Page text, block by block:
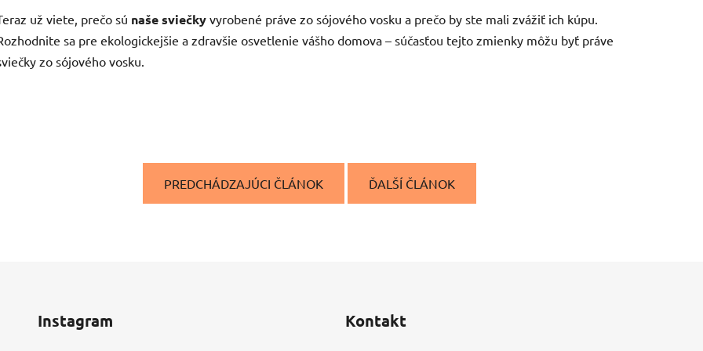
už viete, prečo sú naše sviečky vyrobené práve zo sójového vosku a prečo by ste mali zvážiť ich kúpu.
sa pre ekologickejšie a zdravšie osvetlenie vášho domova – súčasťou tejto zmienky môžu byť práve
zo sójového vosku.
PREDCHÁDZAJÚCI ČLÁNOK ĎALŠÍ ČLÁNOK
Instagram Kontakt